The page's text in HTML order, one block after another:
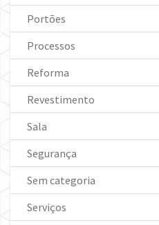
Portões
Processos
Reforma
Revestimento
Sala
Segurança
Sem categoria
Serviços